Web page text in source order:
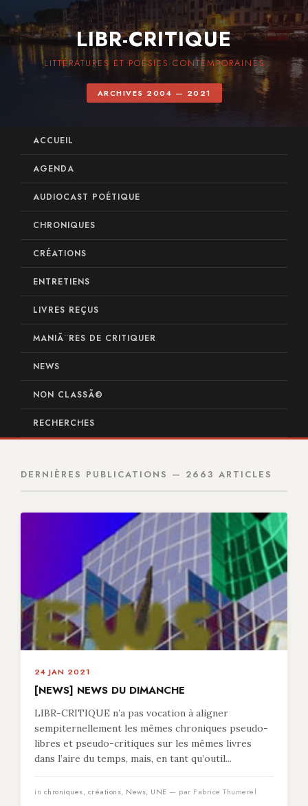
LIBR-CRITIQUE
LITTÉRATURES ET POÉSIES CONTEMPORAINES
ARCHIVES 2004 — 2021
ACCUEIL
AGENDA
AUDIOCAST POÉTIQUE
CHRONIQUES
CRÉATIONS
ENTRETIENS
LIVRES REÇUS
MANIÃ¨RES DE CRITIQUER
NEWS
NON CLASSÃ©
RECHERCHES
DERNIÈRES PUBLICATIONS — 2663 ARTICLES
24 JAN 2021
[NEWS] NEWS DU DIMANCHE
LIBR-CRITIQUE n’a pas vocation à aligner
sempiternellement les mêmes chroniques pseudo-
libres et pseudo-critiques sur les mêmes livres
dans l’aire du temps, mais, en tant qu’outil...
in chroniques, créations, News, UNE — par Fabrice Thumerel